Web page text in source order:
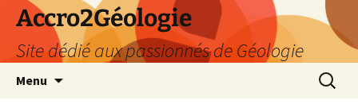
Accro2Géologie
Site dédié aux passionnés de Géologie
Menu